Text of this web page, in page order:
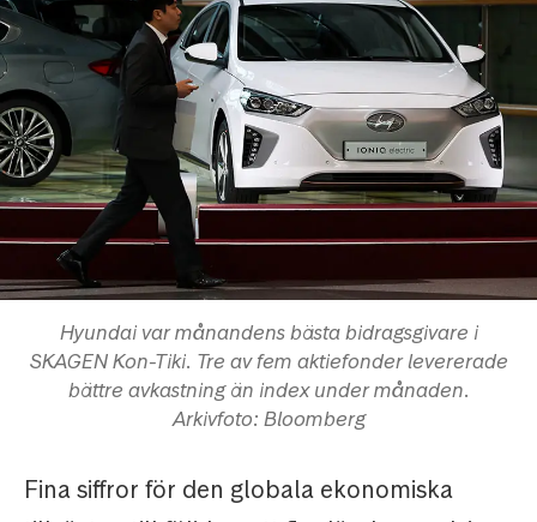
Hyundai var månandens bästa bidragsgivare i
SKAGEN Kon-Tiki. Tre av fem aktiefonder levererade
bättre avkastning än index under månaden.
Arkivfoto: Bloomberg
Fina siffror för den globala ekonomiska